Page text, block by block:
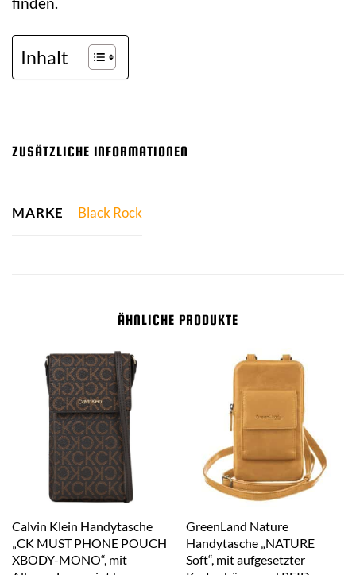
Inhalt
ZUSÄTZLICHE INFORMATIONEN
MARKE Black Rock
ÄHNLICHE PRODUKTE
Calvin Klein Handytasche
„CK MUST PHONE POUCH
XBODY-MONO“, mit
Allover-Logoprint braun
GreenLand Nature
Handytasche „NATURE
Soft“, mit aufgesetzter
Kartenbörse und RFID-